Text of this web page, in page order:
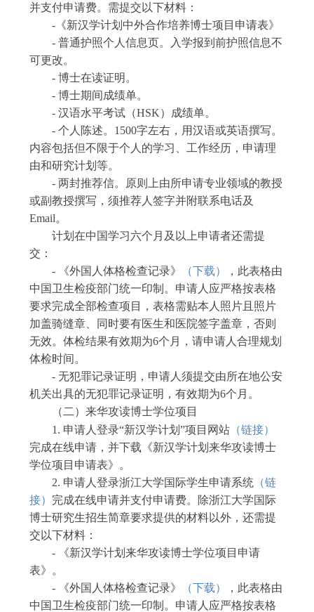
并支付申请费。需提交以下材料：
- 《新汉学计划中外合作培养博士项目申请表》
- 普通护照个人信息页。入学报到前护照信息不
可更改。
- 博士在读证明。
- 博士期间成绩单。
- 汉语水平考试（HSK）成绩单。
- 个人陈述。 1500字左右，用汉语或英语撰写。
内容包括但不限于个人的学习、工作经历，申请理
由和研究计划等。
- 两封推荐信。原则上由所申请专业领域的教授
或副教授撰写，须推荐人签字并附联系电话及
Email。
计划在中国学习六个月及以上申请者还需提
交：
-
《外国人体格检查记录》 （下载） ， 此表格由
中国卫生检疫部门统一印制。申请人应严格按表格
要求完成全部检查项目，表格需贴本人照片 且 照片
加盖骑缝章、 同时要有医生和医院签字盖章 ， 否则
无效。 体检结果有效期为6个月，请申请人合理规划
体检时间。
- 无犯罪记录证明，申请人须提交由所在地公安
机关出具的无犯罪记录证明，有效期为6个月。
（二）来华攻读博士学位项目
1. 申请人 登录“新汉学计划”项目 网站 （链接）
完成在线申请 ， 并下载 《新汉学计划来华攻读博士
学位项目申请表》。
2. 申请人登录浙江大学国际学生申请系统 （链
接） 完成在线申请并支付申请费。除浙江大学国际
博士研究生招生简章要求提供的材料以外 ，还需提
交以下材料：
-
《新汉学计划来华攻读博士学位项目申请
表》
。
-
《外国人体格检查记录》 （下载） ， 此表格由
中国卫生检疫部门统一印制。申请人应严格按表格